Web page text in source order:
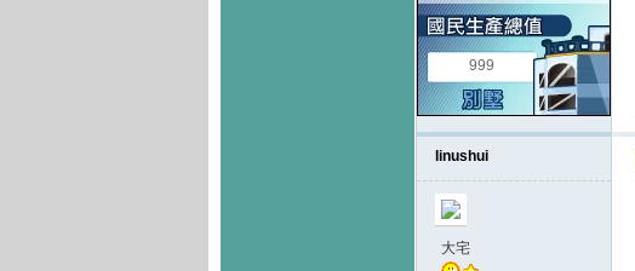
999
linushui
大宅